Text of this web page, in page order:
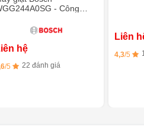
- Công
hệ
/5 22 đánh giá
Liên
4,3/5